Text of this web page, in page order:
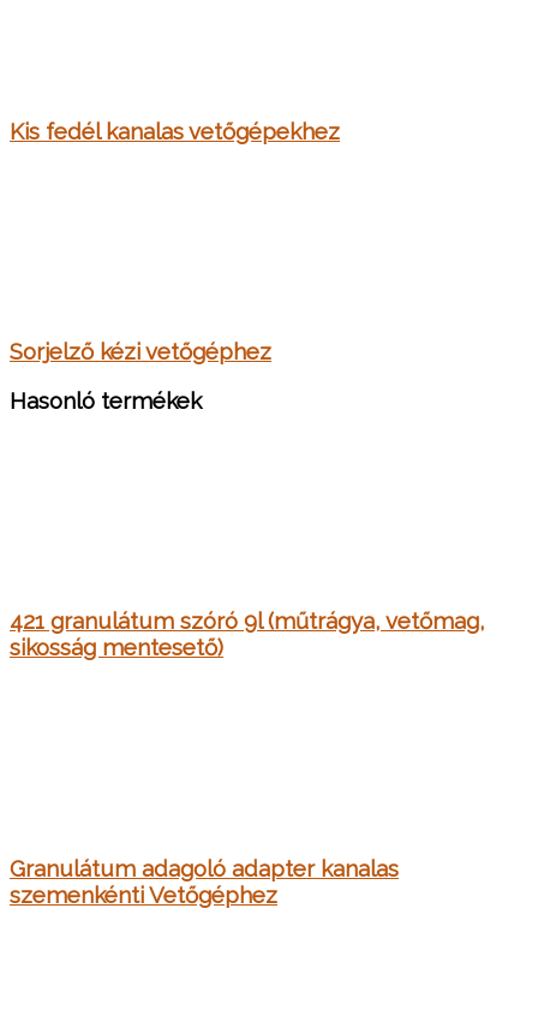
Kis fedél kanalas vetőgépekhez
Sorjelző kézi vetőgéphez
Hasonló termékek
421 granulátum szóró 9l (műtrágya, vetőmag,
sikosság mentesető)
Granulátum adagoló adapter kanalas
szemenkénti Vetőgéphez